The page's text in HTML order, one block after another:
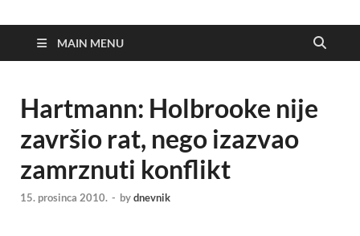
MAIN MENU
Hartmann: Holbrooke nije
završio rat, nego izazvao
zamrznuti konflikt
15. prosinca 2010. - bydnevnik